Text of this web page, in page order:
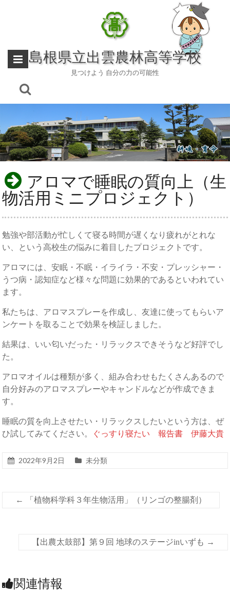
島根県立出雲農林高等学校
見つけよう 自分の力の可能性
アロマで睡眠の質向上（生
物活用ミニプロジェクト）
勉強や部活動が忙しくて寝る時間が遅くなり疲れがとれな
い、という高校生の悩みに着目したプロジェクトです。
アロマには、安眠・不眠・イライラ・不安・プレッシャー・
うつ病・認知症など様々な問題に効果的であるといわれてい
ます。
私たちは、アロマスプレーを作成し、友達に使ってもらいア
ンケートを取ることで効果を検証しました。
結果は、いい匂いだった・リラックスできそうなど好評でし
た。
アロマオイルは種類が多く、組み合わせもたくさんあるので
自分好みのアロマスプレーやキャンドルなどが作成できま
す。
睡眠の質を向上させたい・リラックスしたいという方は、ぜ
ひ試してみてください。
ぐっすり寝たい 報告書 伊藤大貴
2022年9月2日 未分類
← 「植物科学科３年生物活用」（リンゴの整腸剤）
【出農太鼓部】第９回 地球のステージinいずも →
関連情報